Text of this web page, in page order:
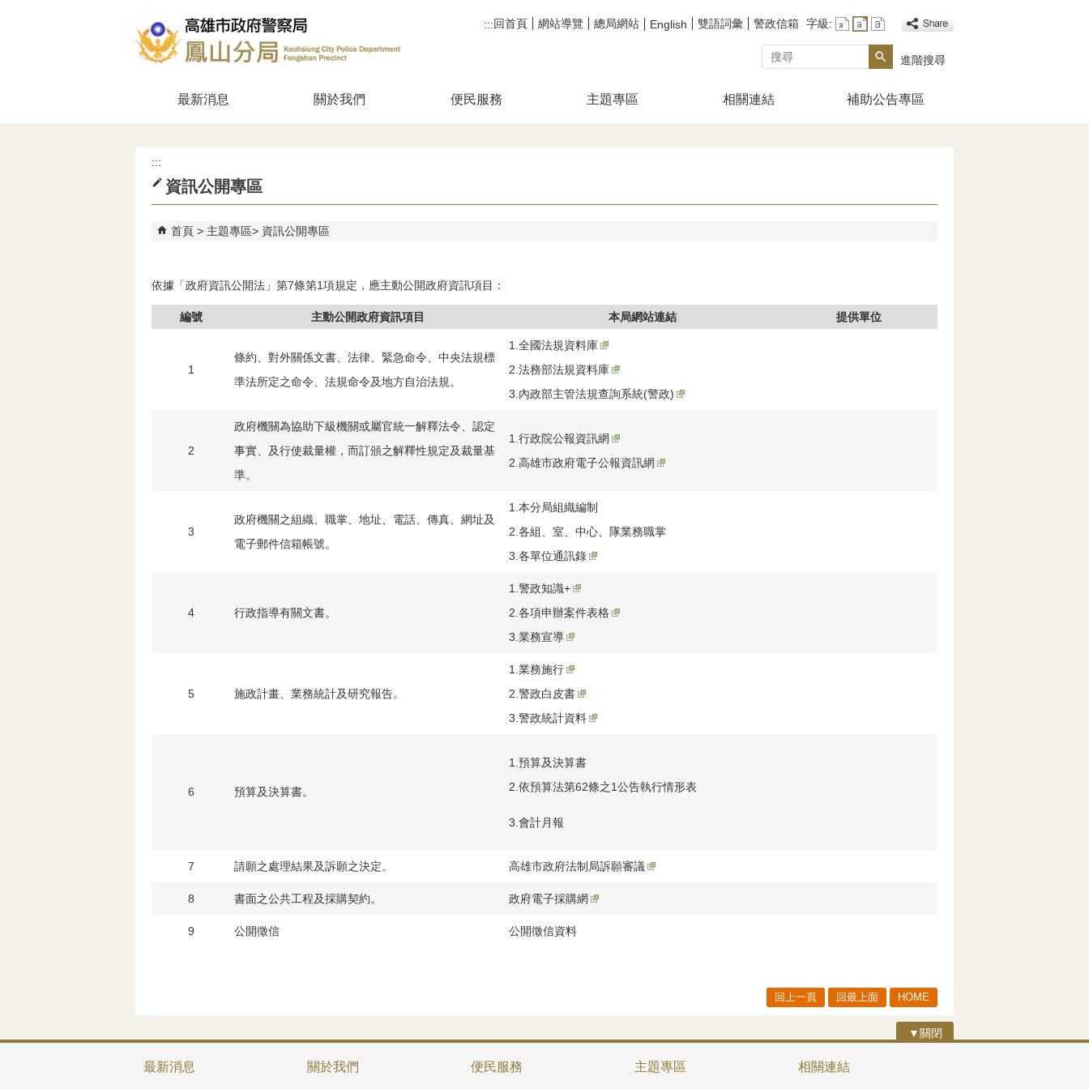
:::回首頁 網站導覽 總局網站 English 雙語詞彙 警政信箱 字級:
搜尋
進階搜尋
最新消息 關於我們 便民服務 主題專區 相關連結 補助公告專區
:::
資訊公開專區
首頁 主題專區 資訊公開專區
依據「政府資訊公開法」第7條第1項規定，應主動公開政府資訊項目：
編號 主動公開政府資訊項目 本局網站連結 提供單位
1
條約、對外關係文書、法律、緊急命令、中央法規標
準法所定之命令、法規命令及地方自治法規。
1. 全國法規資料庫
2. 法務部法規資料庫
3. 內政部主管法規查詢系統(警政)
2
政府機關為協助下級機關或屬官統一解釋法令、認定
事實、及行使裁量權，而訂頒之解釋性規定及裁量基
準。
1. 行政院公報資訊網
2. 高雄市政府電子公報資訊網
3
政府機關之組織、職掌、地址、電話、傳真、網址及
電子郵件信箱帳號。
1. 本分局組織編制
2. 各組、室、中心、隊業務職掌
3. 各單位通訊錄
4 行政指導有關文書。
1. 警政知識+
2. 各項申辦案件表格
3. 業務宣導
5 施政計畫、業務統計及研究報告。
1. 業務施行
2. 警政白皮書
3. 警政統計資料
6 預算及決算書。
1. 預算及決算書
2. 依預算法第62條之1公告執行情形表
3. 會計月報
7 請願之處理結果及訴願之決定。 高雄市政府法制局訴願審議
8 書面之公共工程及採購契約。 政府電子採購網
9 公開徵信 公開徵信資料
回上一頁 回最上面 HOME
▼關閉
最新消息 關於我們 便民服務 主題專區 相關連結